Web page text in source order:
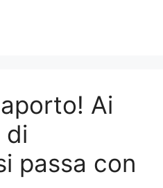
Ai
di
passa con